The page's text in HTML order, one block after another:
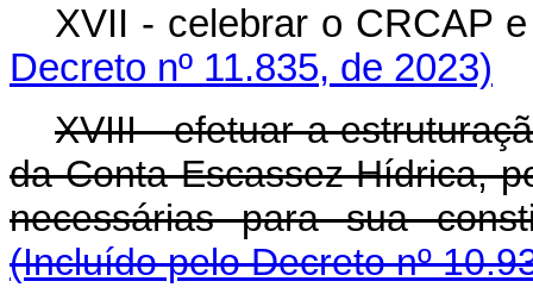
XVII - celebrar o
Decreto nº 11.835, de 2023)
XVIII - efetuar a
da Conta Escassez Hídrica,
necessárias para sua
(Incluído pelo Decreto nº